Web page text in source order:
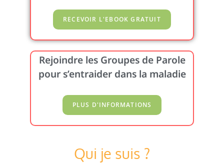
Rejoindre les Groupes de Parole
pour s’entraider dans la maladie
Qui je suis ?